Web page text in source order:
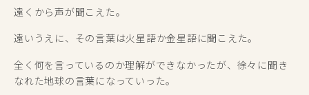
遠くから声が聞こえた。
遠いうえに、その言葉は火星語か金星語に聞こえた。
全く何を言っているのか理解ができなかったが、徐々に聞き
なれた地球の言葉になっていった。